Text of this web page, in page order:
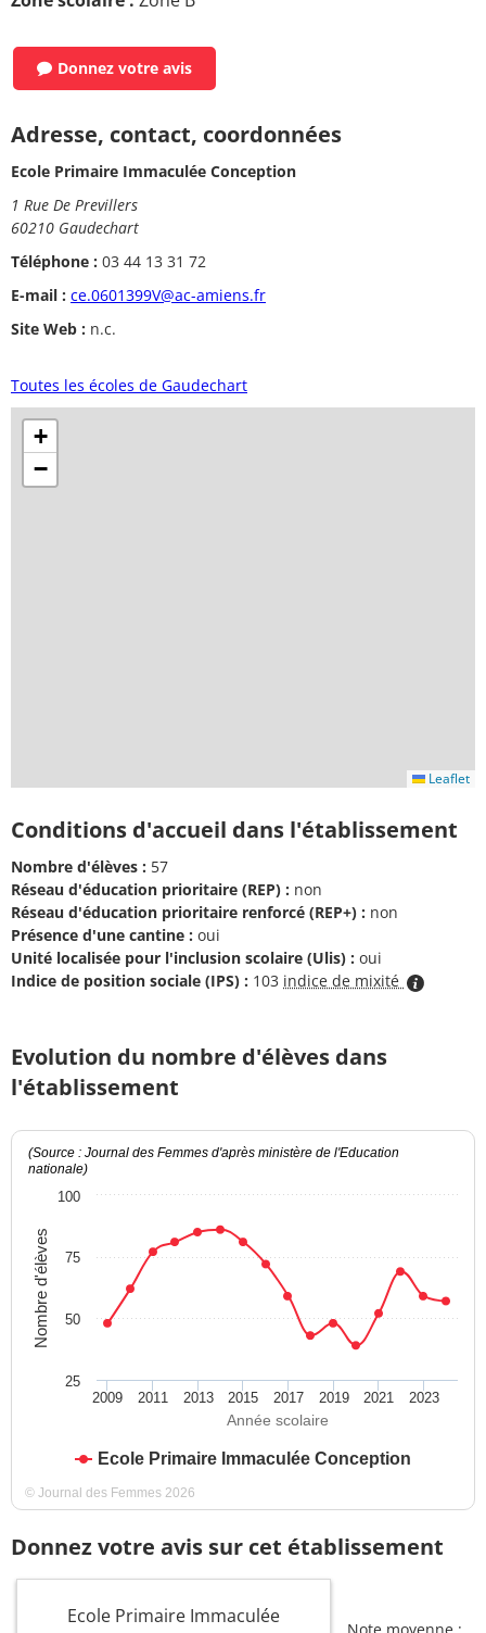
Donnez votre avis
Adresse, contact, coordonnées
Ecole Primaire Immaculée Conception
1 Rue De Previllers
60210 Gaudechart
Téléphone : 03 44 13 31 72
E-mail : ce.0601399V@ac-amiens.fr
Site Web : n.c.
Toutes les écoles de Gaudechart
+
−
Leaflet
Conditions d'accueil dans l'établissement
Nombre d'élèves : 57
Réseau d'éducation prioritaire (REP) : non
Réseau d'éducation prioritaire renforcé (REP+) : non
Présence d'une cantine : oui
Unité localisée pour l'inclusion scolaire (Ulis) : oui
Indice de position sociale (IPS) : 103 indice de mixité
Evolution du nombre d'élèves dans
l'établissement
Année scolaire
Nombre d'élèves
(Source : Journal des Femmes d'après ministère de l'Education
nationale)
Ecole Primaire Immaculée Conception
2009 2011 2013 2015 2017 2019 2021 2023
100
25
50
75
© Journal des Femmes 2026
Donnez votre avis sur cet établissement
Ecole Primaire Immaculée